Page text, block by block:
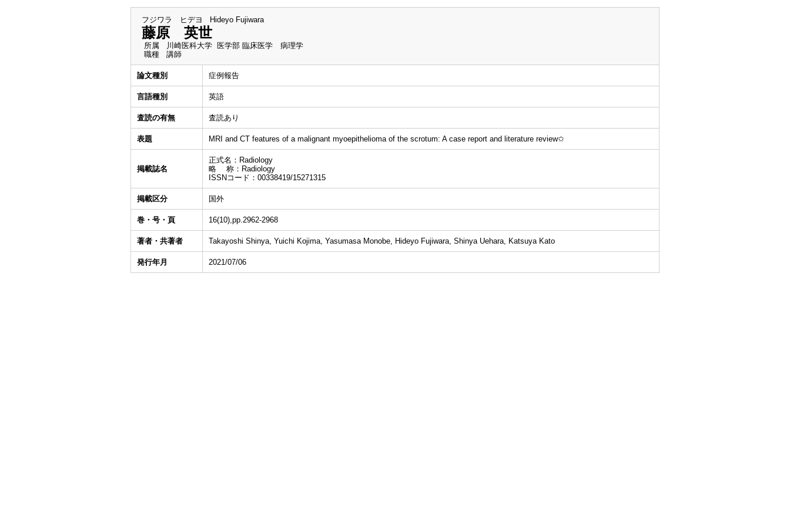
フジワラ ヒデヨ Hideyo Fujiwara
藤原 英世
所属
川崎医科大学 医学部 臨床医学 病理学
職種
講師
論文種別 症例報告
言語種別 英語
査読の有無 査読あり
表題 MRI and CT features of a malignant myoepithelioma of the scrotum: A case report and literature review✩
掲載誌名
正式名：Radiology
略 称：Radiology
ISSNコード：00338419/15271315
掲載区分 国外
巻・号・頁 16(10),pp.2962-2968
著者・共著者 Takayoshi Shinya, Yuichi Kojima, Yasumasa Monobe, Hideyo Fujiwara, Shinya Uehara, Katsuya Kato
発行年月 2021/07/06